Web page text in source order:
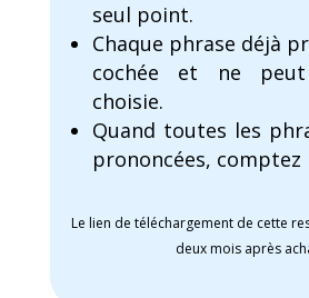
seul point.
Chaque phrase déjà
cochée et ne
choisie.
Quand toutes les
prononcées, comptez
Le lien de téléchargement de cette
deux mois après